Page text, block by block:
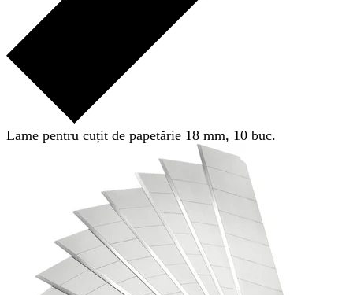
Lame pentru cuțit de papetărie 18 mm, 10 buc.